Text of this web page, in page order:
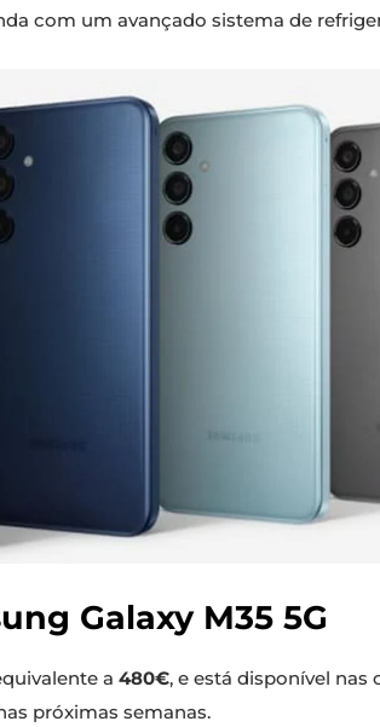
com um avançado sistema de
Galaxy M35 5G
a 480€, e está disponível nas
próximas semanas.